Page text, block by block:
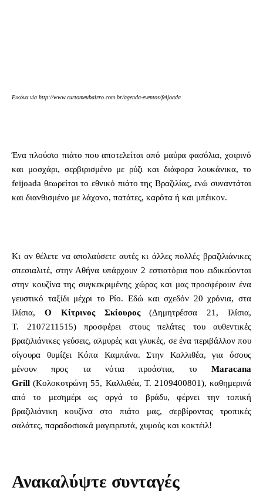
Εικόνα via http://www.curtomeubairro.com.br/agenda-eventos/feijoada
Ένα πλούσιο πιάτο που αποτελείται από μαύρα φασόλια, χοιρινό
και μοσχάρι, σερβιρισμένο με ρύζι και διάφορα λουκάνικα, το
feijoada θεωρείται το εθνικό πιάτο της Βραζιλίας, ενώ συναντάται
και διανθισμένο με λάχανο, πατάτες, καρότα ή και μπέικον.
Κι αν θέλετε να απολαύσετε αυτές κι άλλες πολλές βραζιλιάνικες
σπεσιαλιτέ, στην Αθήνα υπάρχουν 2 εστιατόρια που ειδικεύονται
στην κουζίνα της συγκεκριμένης χώρας και μας προσφέρουν ένα
γευστικό ταξίδι μέχρι το Ρίο. Εδώ και σχεδόν 20 χρόνια, στα
Ιλίσια, Ο Κίτρινος Σκίουρος(Δημητρέσσα 21, Ιλίσια,
Τ. 2107211515) προσφέρει στους πελάτες του αυθεντικές
βραζιλιάνικες γεύσεις, αλμυρές και γλυκές, σε ένα περιβάλλον που
σίγουρα θυμίζει Κόπα Καμπάνα. Στην Καλλιθέα, για όσους
μένουν προς τα νότια προάστια, το Maracana
Grill(Κολοκοτρώνη 55, Καλλιθέα, Τ. 2109400801), καθημερινά
από το μεσημέρι ως αργά το βράδυ, φέρνει την τοπική
βραζιλιάνικη κουζίνα στο πιάτο μας, σερβίροντας τροπικές
σαλάτες, παραδοσιακά μαγειρευτά, χυμούς και κοκτέιλ!
Ανακαλύψτε συνταγές